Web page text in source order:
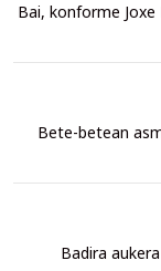
Bai, konforme
Bete-betean
Badira